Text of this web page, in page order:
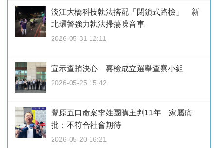
淡江大橋科技執法搭配「閉鎖式路檢」 新
北環警強力執法掃蕩噪音車
2026-05-31 12:11
宣示查賄決心 嘉檢成立選舉查察小組
2026-05-25 15:42
豐原五口命案李姓團購主判11年 家屬痛
批：不符合社會期待
2026-05-20 16:21